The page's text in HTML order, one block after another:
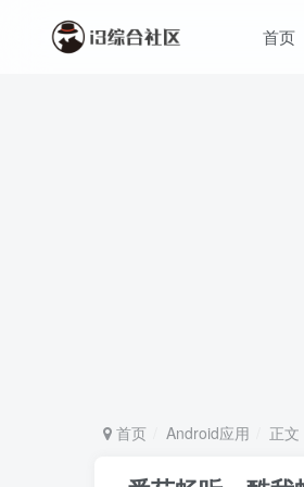
首页
首页 Android应用 正文